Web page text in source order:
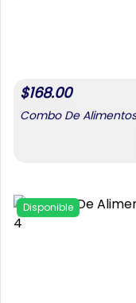
$168.00
Combo De
Disponible